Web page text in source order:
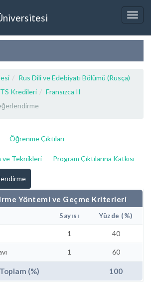
Rus Dili ve Edebiyatı Bölümü (Rusça)
Kredileri
Fransızca II
Öğrenme Çıktıları
Teknikleri Program Çıktılarına Katkısı
Yöntemi ve Geçme Kriterleri
Sayısı Yüzde (%)
1 40
1 60
Toplam (%) 100